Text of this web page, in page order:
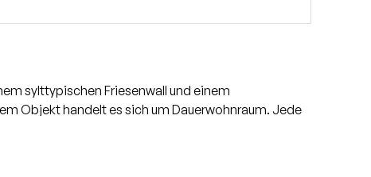
sylttypischen Friesenwall und einem
Objekt handelt es sich um Dauerwohnraum. Jede